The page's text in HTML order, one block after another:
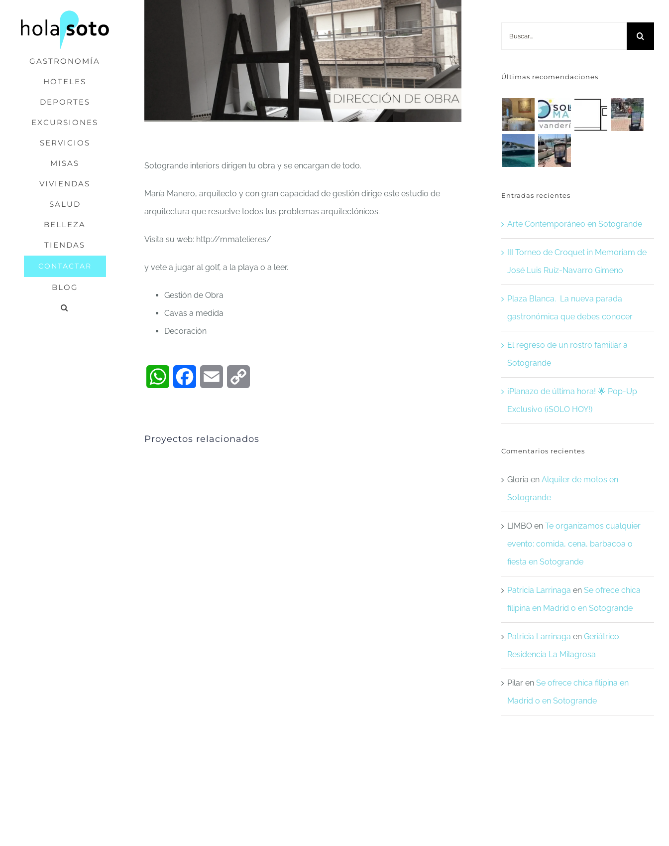
GASTRONOMÍA
HOTELES
DEPORTES
EXCURSIONES
SERVICIOS
MISAS
VIVIENDAS
SALUD
BELLEZA
TIENDAS
CONTACTAR
BLOG
Sotogrande interiors dirigen tu obra y se encargan de todo.
María Manero, arquitecto y con gran capacidad de gestión dirige este estudio de
arquitectura que resuelve todos tus problemas arquitectónicos.
Visita su web: http://mmatelier.es/
y vete a jugar al golf, a la playa o a leer.
Gestión de Obra
Cavas a medida
Decoración
WhatsAppFacebookEmail
Proyectos relacionados
Últimas recomendaciones
Entradas recientes
Arte Contemporáneo en Sotogrande
III Torneo de Croquet in Memoriam de
José Luis Ruíz-Navarro Gimeno
Plaza Blanca. La nueva parada
gastronómica que debes conocer
El regreso de un rostro familiar a
Sotogrande
¡Planazo de última hora! 🌟 Pop-Up
Exclusivo (¡SOLO HOY!)
Comentarios recientes
Gloria en Alquiler de motos en
Sotogrande
LIMBOen Te organizamos cualquier
evento: comida, cena, barbacoa o
fiesta en Sotogrande
Patricia Larrinaga en Se ofrece chica
filipina en Madrid o en Sotogrande
Patricia Larrinaga en Geriátrico.
Residencia La Milagrosa
Pilaren Se ofrece chica filipina en
Madrid o en Sotogrande